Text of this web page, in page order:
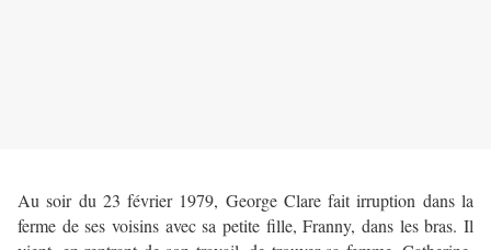
Au soir du 23 février 1979, George Clare fait irruption dans la
ferme de ses voisins avec sa petite fille, Franny, dans les bras. Il